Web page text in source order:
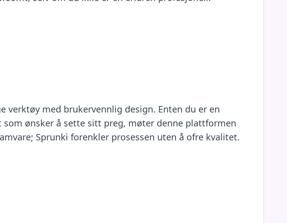
verktøy med brukervennlig design. Enten du er en
ønsker å sette sitt preg, møter denne plattformen
Sprunki forenkler prosessen uten å ofre kvalitet.